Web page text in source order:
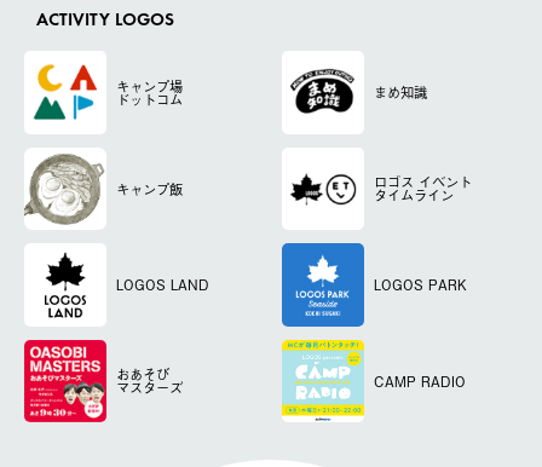
ACTIVITY LOGOS
キャンプ場
ドットコム まめ知識
キャンプ飯 ロゴス イベント
タイムライン
LOGOS LAND LOGOS PARK
おあそび
マスターズ CAMP RADIO